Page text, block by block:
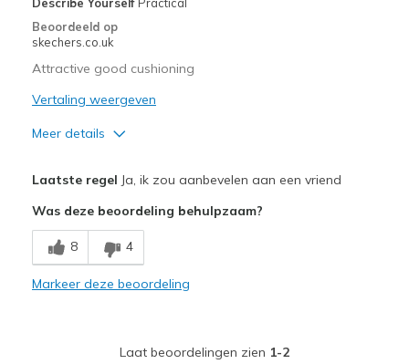
Beoordeeld op
skechers.co.uk
Attractive good cushioning
Vertaling weergeven
Meer details
Width
Sizing
View On Shoes
Shoes are for Wearing
Laatste regel Ja, ik zou aanbevelen aan een vriend
Was deze beoordeling behulpzaam?
8 4
Markeer deze beoordeling
Laat beoordelingen zien 1-2